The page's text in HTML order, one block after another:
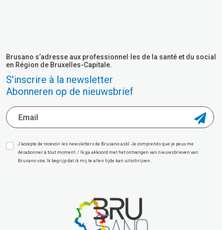
Brusano s’adresse aux professionnel·les de la santé et du social
en Région de Bruxelles-Capitale.
S'inscrire à la newsletter
Abonneren op de nieuwsbrief
J’accepte de recevoir les newsletters de Brusano asbl. Je comprends que je peux me
désabonner à tout moment. / Ik ga akkoord met het ontvangen van nieuwsbrieven van
Brusano vzw. Ik begrijp dat ik mij te allen tijde kan uitschrijven.